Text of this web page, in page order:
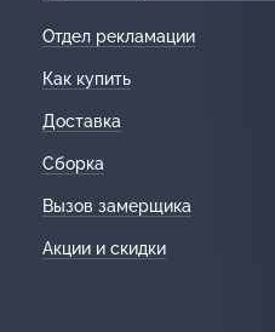
Отдел рекламации
Как купить
Доставка
Сборка
Вызов замерщика
Акции и скидки